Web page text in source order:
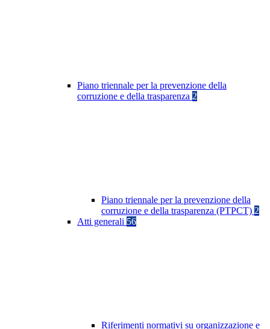
Piano triennale per la prevenzione della
corruzione e della trasparenza 2
Piano triennale per la prevenzione della
corruzione e della trasparenza (PTPCT) 2
Atti generali 56
Riferimenti normativi su organizzazione e